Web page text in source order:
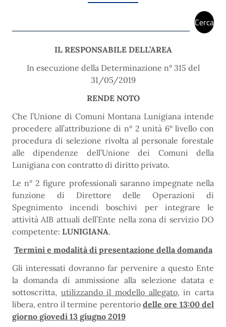
Cerca
IL RESPONSABILE DELL’AREA
In esecuzione della Determinazione n° 315 del
31/05/2019
RENDE NOTO
Che l’Unione di Comuni Montana Lunigiana intende
procedere all’attribuzione di n° 2 unità 6° livello con
procedura di selezione rivolta al personale forestale
alle dipendenze dell’Unione dei Comuni della
Lunigiana con contratto di diritto privato.
Le n° 2 figure professionali saranno impegnate nella
funzione di Direttore delle Operazioni di
Spegnimento incendi boschivi per integrare le
attività AIB attuali dell’Ente nella zona di servizio DO
competente: LUNIGIANA.
Termini e modalità di presentazione della domanda
Gli interessati dovranno far pervenire a questo Ente
la domanda di ammissione alla selezione datata e
sottoscritta, utilizzando il modello allegato, in carta
libera, entro il termine perentorio delle ore 13:00 del
giorno giovedì 13 giugno 2019